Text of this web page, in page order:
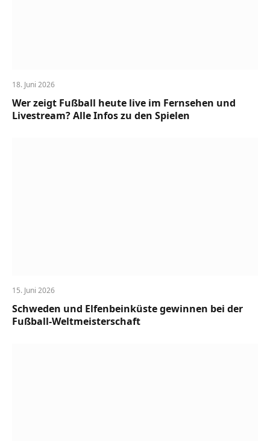
18. Juni 2026
Wer zeigt Fußball heute live im Fernsehen und
Livestream? Alle Infos zu den Spielen
15. Juni 2026
Schweden und Elfenbeinküste gewinnen bei der
Fußball-Weltmeisterschaft